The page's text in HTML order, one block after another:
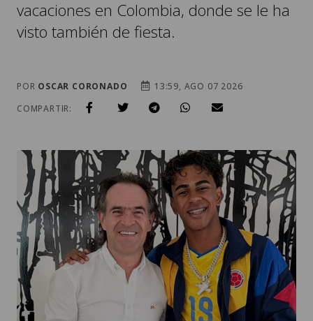
vacaciones en Colombia, donde se le ha
visto también de fiesta.
POR OSCAR CORONADO
13:59, AGO 07 2026
COMPARTIR: